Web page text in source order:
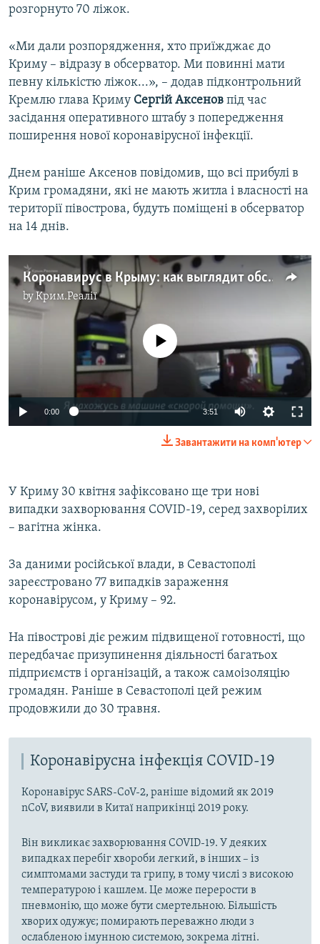
розгорнуто 70 ліжок.
«Ми дали розпорядження, хто приїжджає до
Криму – відразу в обсерватор. Ми повинні мати
певну кількістю ліжок...», – додав підконтрольний
Кремлю глава Криму Сергій Аксенов під час
засідання оперативного штабу з попередження
поширення нової коронавірусної інфекції.
Днем раніше Аксенов повідомив, що всі прибулі в
Крим громадяни, які не мають житла і власності на
території півострова, будуть поміщені в обсерватор
на 14 днів.
Коронавирус в Крыму: как выглядит обсерватор под Евпаторией (видео)
byКрим.Реалії
1080p
No media source currently available
0:00 3:51 Auto
1080p
Завантажити на комп'ютер
У Криму 30 квітня зафіксовано ще три нові
випадки захворювання COVID-19, серед захворілих
– вагітна жінка.
За даними російської влади, в Севастополі
зареєстровано 77 випадків зараження
коронавірусом, у Криму – 92.
На півострові діє режим підвищеної готовності, що
передбачає призупинення діяльності багатьох
підприємств і організацій, а також самоізоляцію
громадян. Раніше в Севастополі цей режим
продовжили до 30 травня.
Коронавірусна інфекція COVID-19
Коронавірус SARS-CoV-2, раніше відомий як 2019
nCoV, виявили в Китаї наприкінці 2019 року.
Він викликає захворювання COVID-19. У деяких
випадках перебіг хвороби легкий, в інших – із
симптомами застуди та грипу, в тому числі з високою
температурою і кашлем. Це може перерости в
пневмонію, що може бути смертельною. Більшість
хворих одужує; помирають переважно люди з
ослабленою імунною системою, зокрема літні.